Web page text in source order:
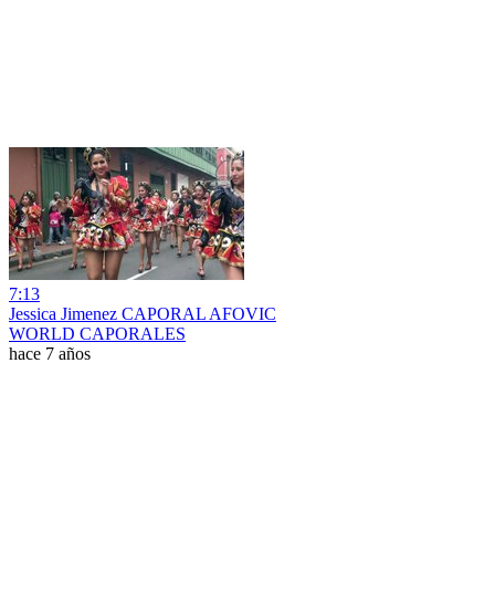
7:13
Jessica Jimenez CAPORAL AFOVIC
WORLD CAPORALES
hace 7 años